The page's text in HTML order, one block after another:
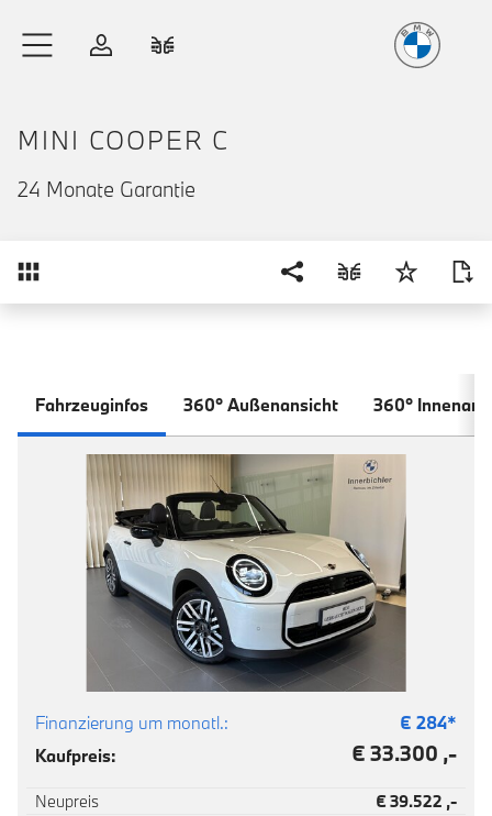
Anmelden
MINI COOPER C
24 Monate Garantie
Fahrzeuginfos 360° Außenansicht 360°
Finanzierung um monatl.: € 284*
Kaufpreis:
€ 33.300 ,-
Neupreis
€ 39.522 ,-